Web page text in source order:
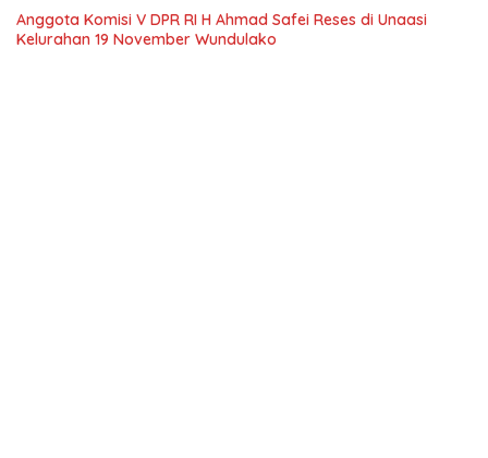
Anggota Komisi V DPR RI H Ahmad Safei Reses di Unaasi
Kelurahan 19 November Wundulako